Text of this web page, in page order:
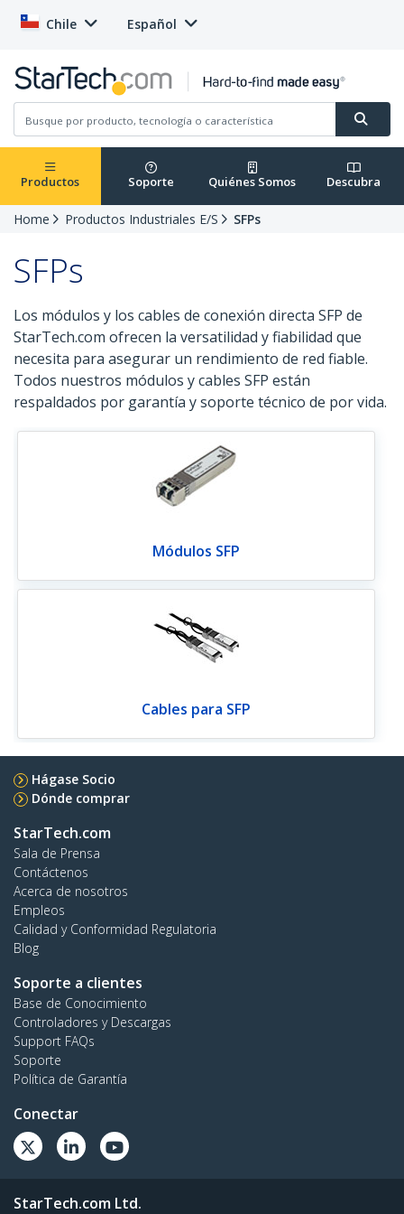
Chile Español
Productos Soporte Quiénes Somos Descubra
Home Productos Industriales E/S SFPs
SFPs
Los módulos y los cables de conexión directa SFP de
StarTech.com ofrecen la versatilidad y fiabilidad que
necesita para asegurar un rendimiento de red fiable.
Todos nuestros módulos y cables SFP están
respaldados por garantía y soporte técnico de por vida.
Módulos SFP
Cables para SFP
Hágase Socio
Dónde comprar
StarTech.com
Sala de Prensa
Contáctenos
Acerca de nosotros
Empleos
Calidad y Conformidad Regulatoria
Blog
Soporte a clientes
Base de Conocimiento
Controladores y Descargas
Support FAQs
Soporte
Política de Garantía
Conectar
StarTech.com Ltd.